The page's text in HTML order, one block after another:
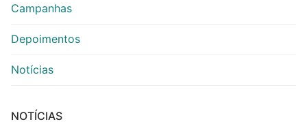
Campanhas
Depoimentos
Notícias
NOTÍCIAS